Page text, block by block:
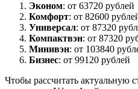
Эконом: от 63720 рублей
Комфорт: от 82600
Универсал: от 87320
Компактвэн: от 87320
Минивэн: от 103840
Бизнес: от 99120 рублей
Чтобы рассчитать актуальную